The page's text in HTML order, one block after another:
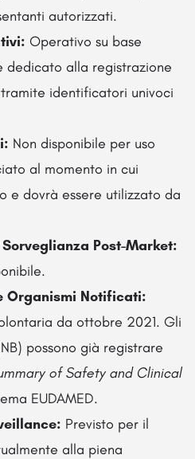
autorizzati.
Operativo su base
dedicato alla registrazione
identificatori univoci
Non disponibile per uso
al momento in cui
e dovrà essere utilizzato da
Post-Market:
Organismi Notificati:
da ottobre 2021. Gli
possono già registrare
of Safety and Clinical
EUDAMED.
Previsto per il
alla piena